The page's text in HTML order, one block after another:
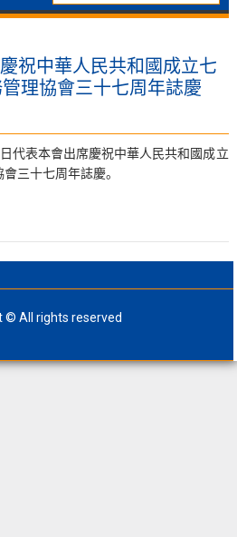
祝中華人民共和國成立七
理協會三十七周年誌慶
代表本會出席慶祝中華人民共和國成立
三十七周年誌慶。
© All rights reserved